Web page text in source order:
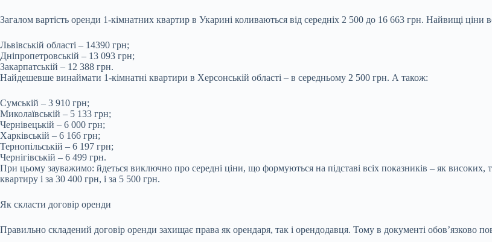
Загалом вартість оренди 1-кімнатних квартир в Укарині коливаються від середніх 2 500 до 16 663 грн. Найвищі
Львівській області – 14390 грн;
Дніпропетровській – 13 093 грн;
Закарпатській – 12 388 грн.
Найдешевше винаймати 1-кімнатні квартири в Херсонській області – в середньому 2 500 грн. А також:
Сумській – 3 910 грн;
Миколаївській – 5 133 грн;
Чернівецькій – 6 000 грн;
Харківській – 6 166 грн;
Тернопільській – 6 197 грн;
Чернігівській – 6 499 грн.
При цьому зауважимо: йдеться виключно про середні ціни, що формуються на підставі всіх показників – як
квартиру і за 30 400 грн, і за 5 500 грн.
Як скласти договір оренди
Правильно складений договір оренди захищає права як орендаря, так і орендодавця. Тому в документі обов’язково